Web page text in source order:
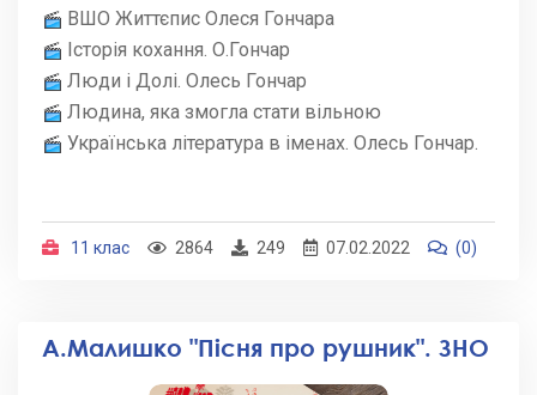
ВШО Життєпис Олеся Гончара
Історія кохання. О.Гончар
Люди і Долі. Олесь Гончар
Людина, яка змогла стати вільною
Українська література в іменах. Олесь Гончар.
11 клас 2864 249 07.02.2022 (0)
А.Малишко "Пісня про рушник". ЗНО